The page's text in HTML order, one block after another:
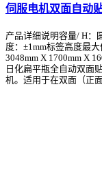
伺服电机双面自动
产品详细说明容量/ H：
度：±1mm标签高度最
3048mm X 1700mm X
日化扁平瓶全自动双面
机。适用于在双面（正